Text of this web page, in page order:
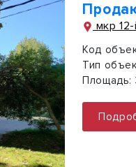
мкр
Код
Тип
Площадь: